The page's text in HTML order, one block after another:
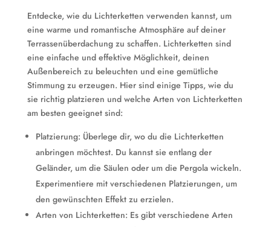
Entdecke, wie du Lichterketten verwenden kannst, um
eine warme und romantische Atmosphäre auf deiner
Terrassenüberdachung zu schaffen. Lichterketten sind
eine einfache und effektive Möglichkeit, deinen
Außenbereich zu beleuchten und eine gemütliche
Stimmung zu erzeugen. Hier sind einige Tipps, wie du
sie richtig platzieren und welche Arten von Lichterketten
am besten geeignet sind:
Platzierung: Überlege dir, wo du die Lichterketten
anbringen möchtest. Du kannst sie entlang der
Geländer, um die Säulen oder um die Pergola wickeln.
Experimentiere mit verschiedenen Platzierungen, um
den gewünschten Effekt zu erzielen.
Arten von Lichterketten: Es gibt verschiedene Arten